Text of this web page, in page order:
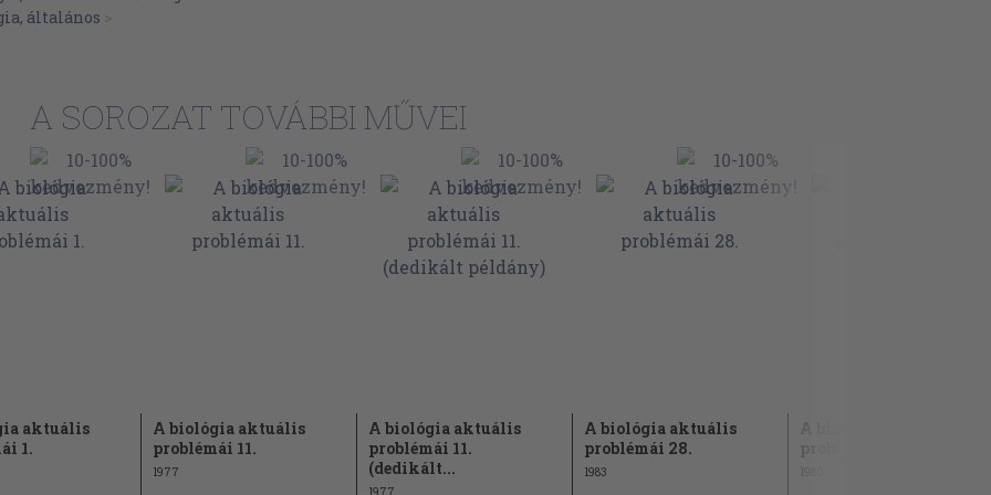
45
49
50
64
általános >
A SOROZAT TOVÁBBI MŰVEI
aktuális
1.
A biológia aktuális
problémái 11.
1977
A biológia aktuális
problémái 11.
(dedikált...
A biológia aktuális
problémái 28.
1983
A biológia aktuális
problémái 19.